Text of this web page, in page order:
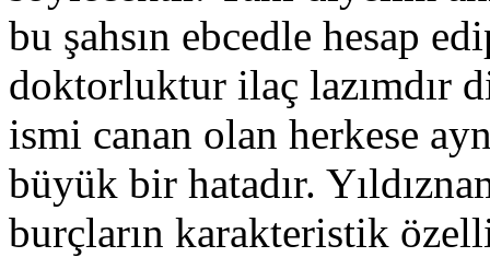
bu şahsın ebcedle hesap
doktorluktur ilaç lazımdır
ismi canan olan herkese
büyük bir hatadır.
burçların karakteristik